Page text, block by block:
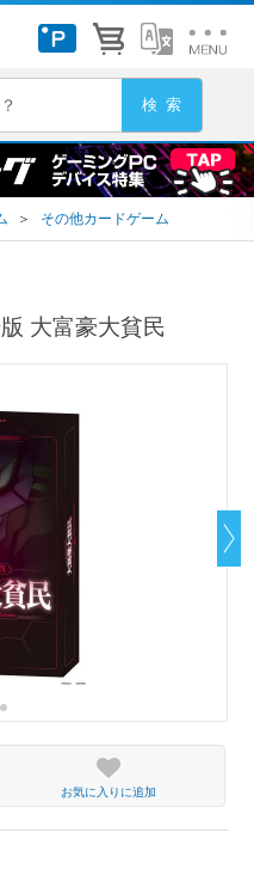
＞ その他カードゲーム
大富豪大貧民
お気に入りに追加